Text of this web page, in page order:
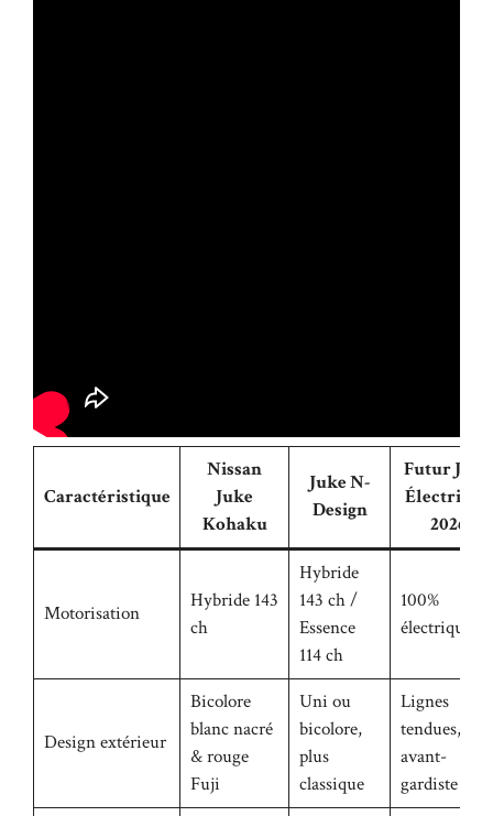
Caractéristique
Nissan
Juke
Kohaku
Juke N-
Design
Futur Juke
Électrique
2026
Motorisation
Hybride 143
ch
Hybride
143 ch /
Essence
114 ch
100%
électrique
Design extérieur
Bicolore
blanc nacré
& rouge
Fuji
Uni ou
bicolore,
plus
classique
Lignes
tendues,
avant-
gardiste